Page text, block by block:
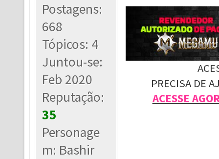
Postagens:
668
Tópicos: 4
Juntou-se:
Feb 2020
Reputação:
35
Personage
m: Bashir
PRECISA DE
ACESSE